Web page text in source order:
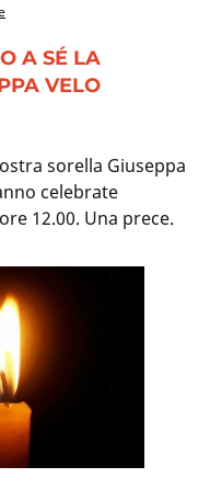
A SÉ LA
VELO
sorella Giuseppa
celebrate
12.00. Una prece.